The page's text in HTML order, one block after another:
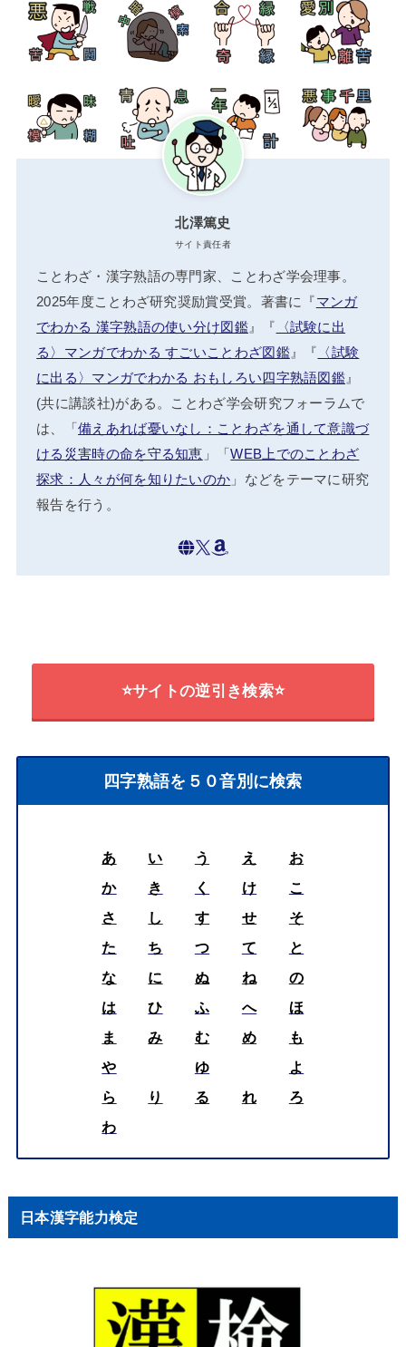
北澤篤史
サイト責任者
ことわざ・漢字熟語の専門家、ことわざ学会理事。
2025年度ことわざ研究奨励賞受賞。著書に『マンガ
でわかる 漢字熟語の使い分け図鑑』『 〈試験に出
る〉マンガでわかる すごいことわざ図鑑』『 〈試験
に出る〉マンガでわかる おもしろい四字熟語図鑑 』
(共に講談社)がある。ことわざ学会研究フォーラムで
は、「備えあれば憂いなし：ことわざを通して意識づ
ける災害時の命を守る知恵 」「WEB上でのことわざ
探求：人々が何を知りたいのか 」などをテーマに研究
報告を行う。
⭐サイトの逆引き検索⭐
四字熟語を５０音別に検索
あ い う え
お
か
き く け
こ
さ
し す せ
そ
た
ち つ て
と
な
に ぬ ね
の
は
ひ ふ へ
ほ
ま
み む め
も
や
ゆ
よ
ら
り る れ
ろ
わ
日本漢字能力検定